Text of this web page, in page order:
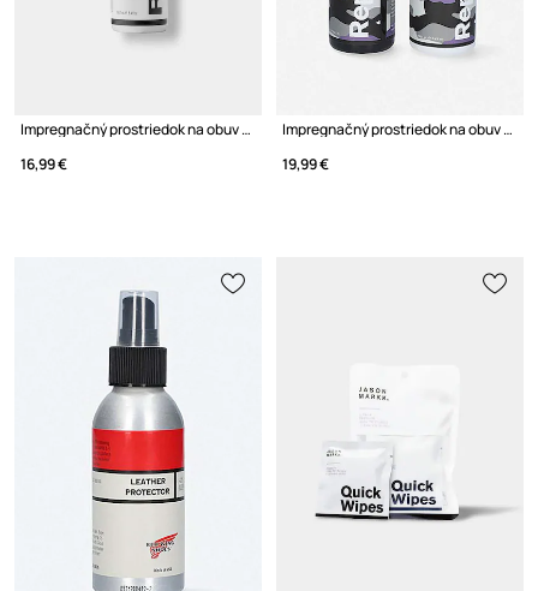
Impregnačný prostriedok na obuv Jason Markk
16,99 €
Impregnačný prostriedok na obuv Jason Markk
19,99 €